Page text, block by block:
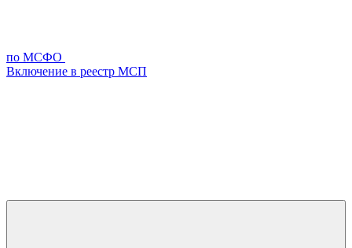
по МСФО
Включение в реестр МСП